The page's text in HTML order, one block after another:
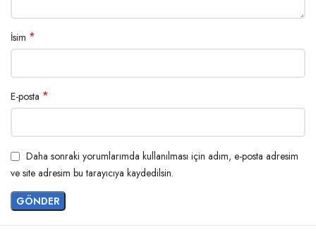
İsim *
E-posta *
Daha sonraki yorumlarımda kullanılması için adım, e-posta adresim
ve site adresim bu tarayıcıya kaydedilsin.